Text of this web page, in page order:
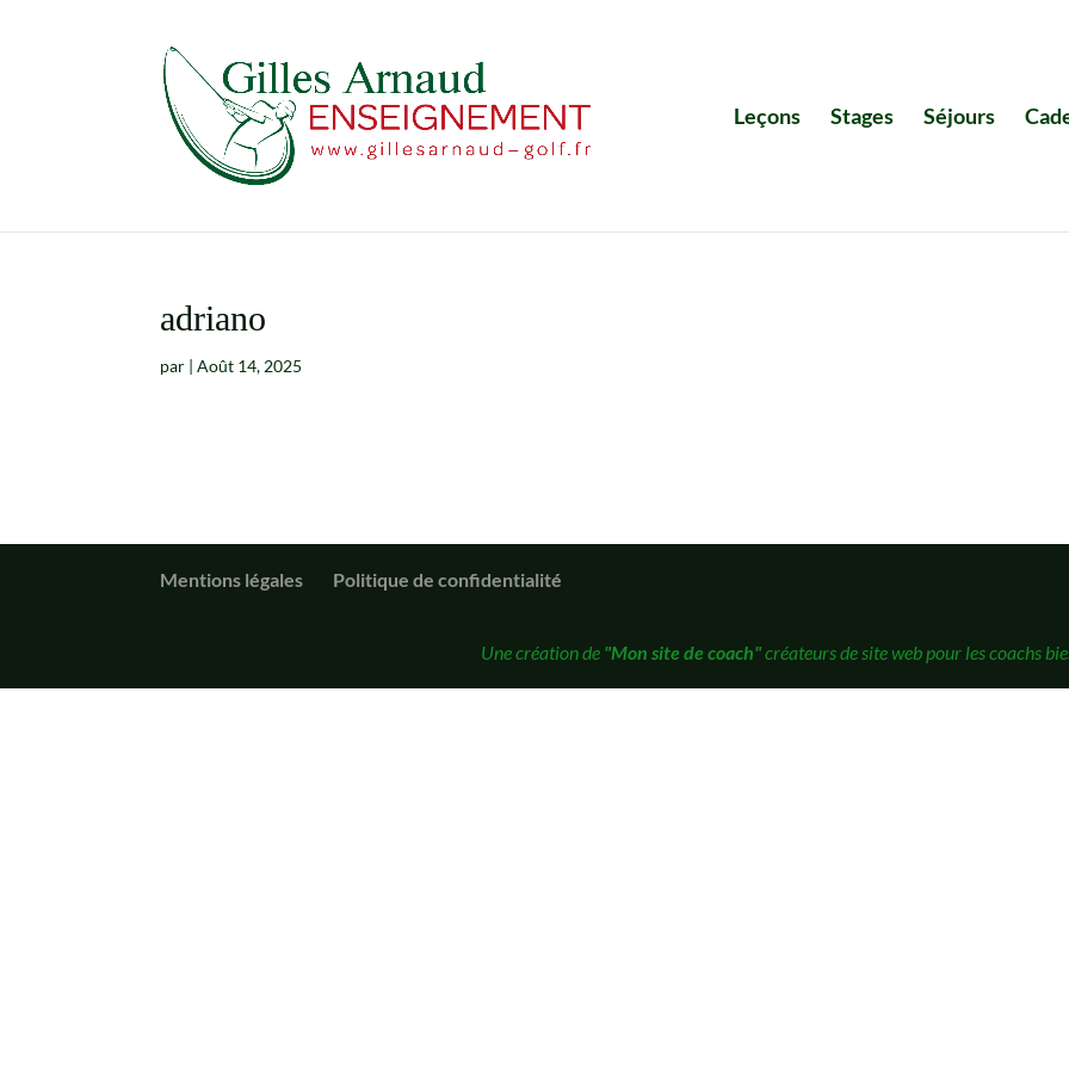
Leçons Stages Séjours
adriano
par |Août 14, 2025
Mentions légales Politique de confidentialité
Une création de "Mon site de coach"créateurs de site web pour les coachs